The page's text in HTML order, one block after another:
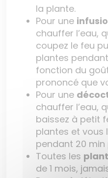
la plante.
Pour une
chauffer l’eau,
coupez le feu
plantes
fonction du
prononcé que
Pour une
chauffer l’eau,
baissez à petit
plantes et vous
pendant 20 min
Toutes les
de 1 mois,